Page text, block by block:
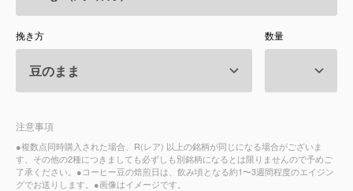
お知らせ
よくある質問
店舗情報
挽き方 数量
注意事項
●複数点同時購入された場合、R(レア) 以上の銘柄が同じになる場合がございま
す、その他の2種につきましても必ずしも別銘柄になるとは限りませんので予めご
了承ください。●コーヒー豆の焙煎日は、飲み頃となる約1〜3週間程度のエイジン
グでお送りします。●画像はイメージです。